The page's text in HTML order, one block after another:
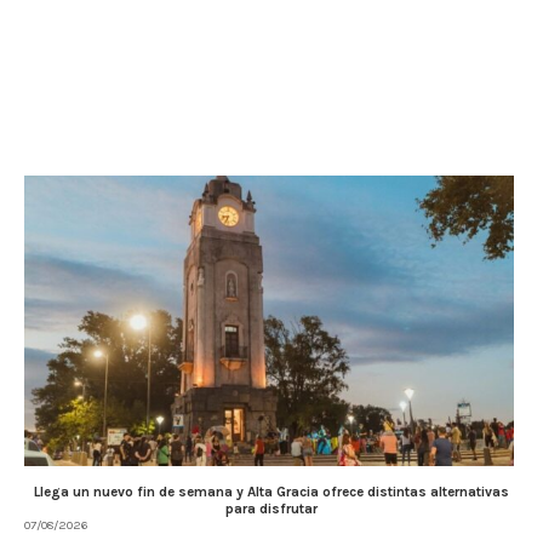
Llega un nuevo fin de semana y Alta Gracia ofrece distintas alternativas
para disfrutar
07/08/2026